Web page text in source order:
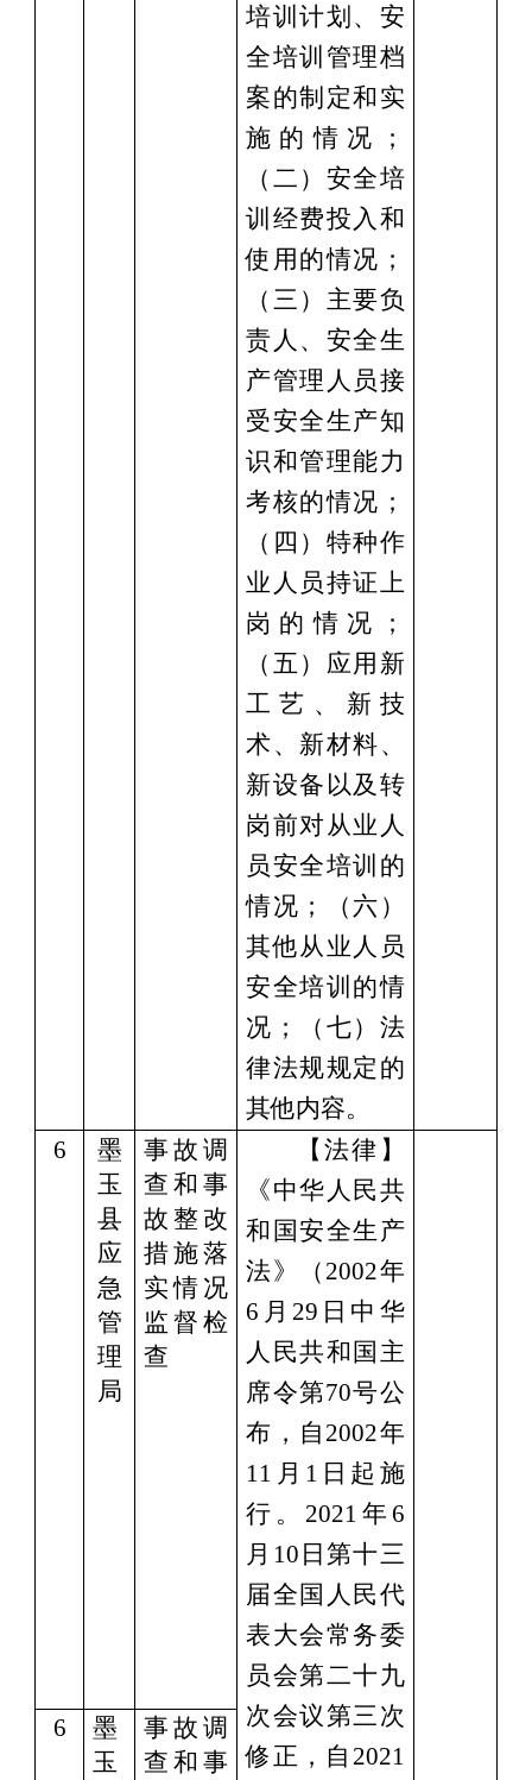
培训计划、安
全培训管理档
案的制定和实
施的情况；
（二）安全培
训经费投入和
使用的情况；
（三）主要负
责人、安全生
产管理人员接
受安全生产知
识和管理能力
考核的情况；
（四）特种作
业人员持证上
岗的情况；
（五）应用新
工艺、新技
术、新材料、
新设备以及转
岗前对从业人
员安全培训的
情况；（六）
其他从业人员
安全培训的情
况；（七）法
律法规规定的
其他内容。
6
墨
玉
县
应
急
管
理
局
事故调
查和事
故整改
措施落
实情况
监督检
查
【法律】
《中华人民共
和国安全生产
法》（ 2002年
6月29日中华
人民共和国主
席令第70号公
布，自2002年
11月1 日起施
行。2021年6
月10日第十三
届全国人民代
表大会常务委
员会第二十九
次会议第三次
修正，自2021
6
墨
玉
事故调
查和事